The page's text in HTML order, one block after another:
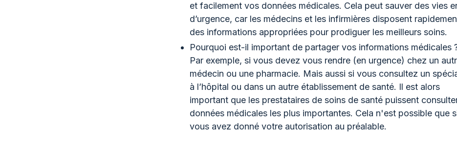
et facilement vos données médicales. Cela peut sauver des vies
d’urgence, car les médecins et les infirmières disposent
des informations appropriées pour prodiguer les meilleurs soins.
Pourquoi est-il important de partager vos informations médicales
Par exemple, si vous devez vous rendre (en urgence) chez un
médecin ou une pharmacie. Mais aussi si vous consultez un
à l’hôpital ou dans un autre établissement de santé. Il est alors
important que les prestataires de soins de santé puissent
données médicales les plus importantes. Cela n'est possible que
vous avez donné votre autorisation au préalable.